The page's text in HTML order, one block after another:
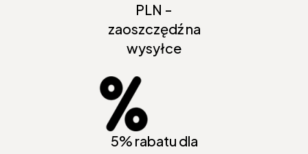
PLN -
zaoszczędź na
wysyłce
5% rabatu dla